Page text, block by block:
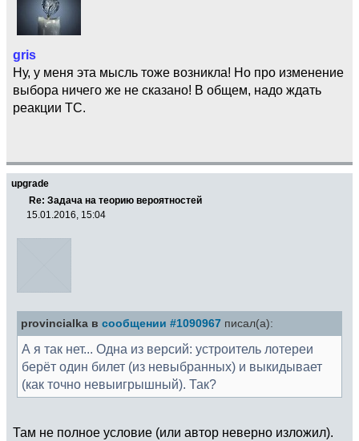
gris
Ну, у меня эта мысль тоже возникла! Но про изменение
выбора ничего же не сказано! В общем, надо ждать
реакции ТС.
upgrade
Re: Задача на теорию вероятностей
15.01.2016, 15:04
provincialka в сообщении #1090967 писал(а):
А я так нет... Одна из версий: устроитель лотереи
берёт один билет (из невыбранных) и выкидывает
(как точно невыигрышный). Так?
Там не полное условие (или автор неверно изложил).